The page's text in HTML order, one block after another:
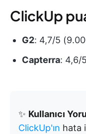
ClickUp
G2: 4,7/5
Capterra: 4,6/
✨ Kullanıcı
ClickUp'ın hata